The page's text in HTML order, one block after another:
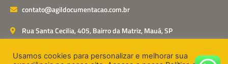
contato@agildocumentacao.com.br
Rua Santa Cecilia, 405, Bairro da Matriz, Mauá, SP
Usamos cookies para personalizar e melhorar sua